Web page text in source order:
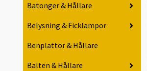
Batonger & Hållare
Belysning & Ficklampor
Benplattor & Hållare
Bälten & Hållare